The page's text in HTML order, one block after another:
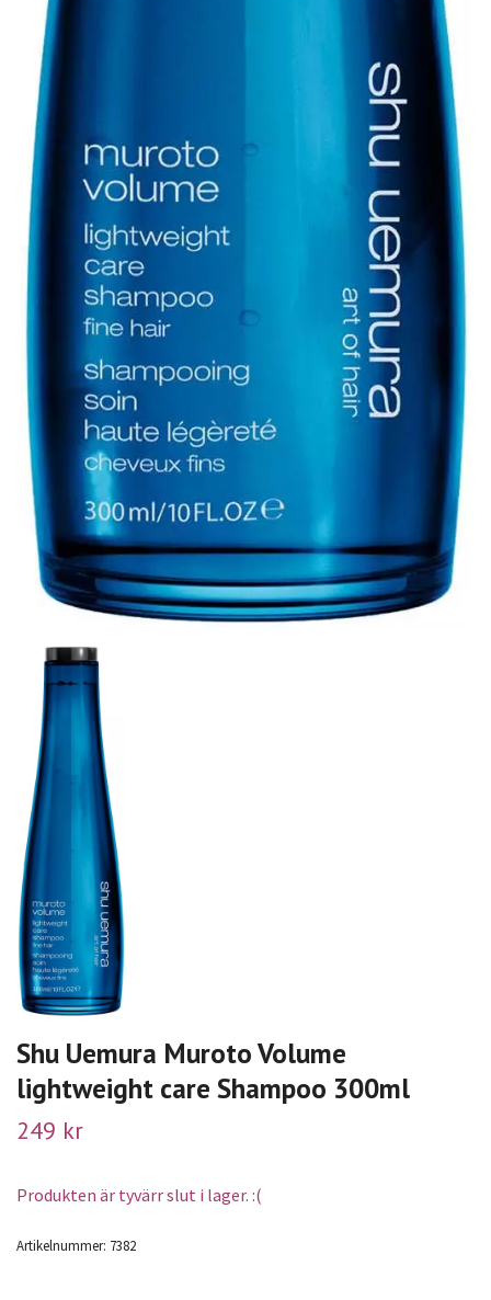
Shu Uemura Muroto Volume
lightweight care Shampoo 300ml
249 kr
Produkten är tyvärr slut i lager. :(
Artikelnummer: 7382